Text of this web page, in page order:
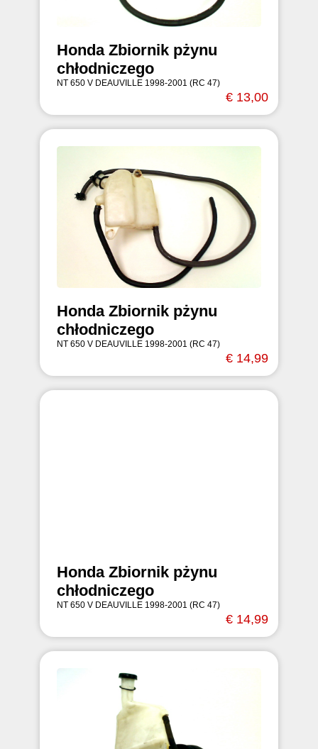
Honda Zbiornik pżynu
chłodniczego
NT 650 V DEAUVILLE 1998-2001 (RC 47)
€ 13,00
Honda Zbiornik pżynu
chłodniczego
NT 650 V DEAUVILLE 1998-2001 (RC 47)
€ 14,99
Honda Zbiornik pżynu
chłodniczego
NT 650 V DEAUVILLE 1998-2001 (RC 47)
€ 14,99